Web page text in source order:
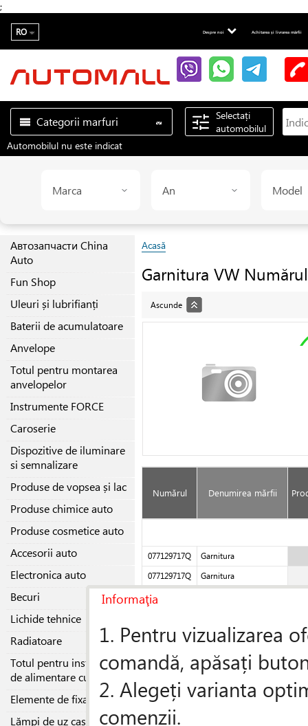
;
RO Despre noi Achitarea și livrarea mărfii
Categorii marfuri
Selectați
automobilul
Automobilul nu este indicat
Marca An Model
Автозапчасти China
Auto
Fun Shop
Uleuri și lubrifianți
Baterii de acumulatoare
Anvelope
Totul pentru montarea
anvelopelor
Instrumente FORCE
Caroserie
Dispozitive de iluminare
si semnalizare
Produse de vopsea și lac
Produse chimice auto
Produse cosmetice auto
Accesorii auto
Electronica auto
Becuri
Lichide tehnice
Radiatoare
Totul pentru instalațiile
de alimentare cu gaz
Elemente de fixare
Lămpi de uz casnic
Acasă
Garnitura VW
Ascunde
Numărul Denumirea mărfii
077129717Q
Garnitura
077129717Q
Garnitura
Despre producator
Specificaţii
Informaţia
1. Pentru vizualizarea
comandă, apăsați
2. Alegeți varianta
comenzii.